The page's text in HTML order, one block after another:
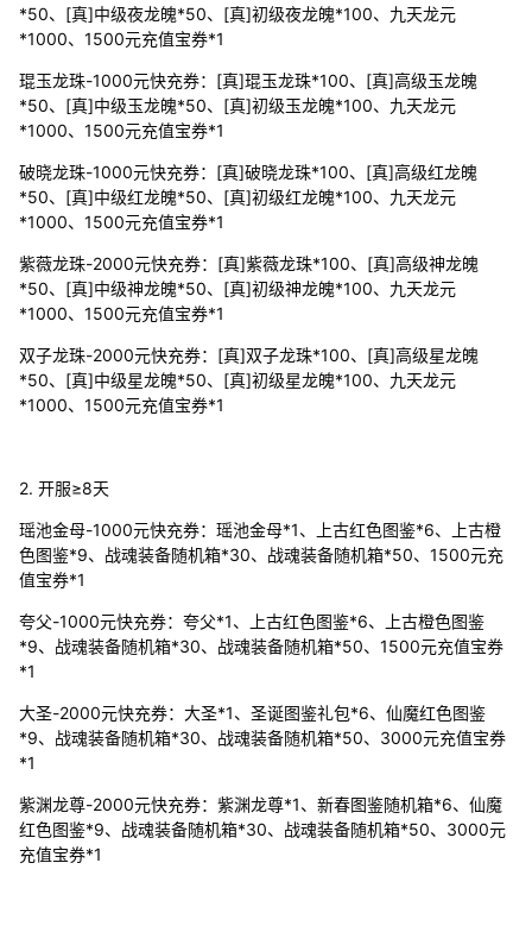
*50、[真]中级夜龙魄*50、[真]初级夜龙魄*100、九天龙元
*1000、1500元充值宝券*1
琨玉龙珠-1000元快充券：[真]琨玉龙珠*100、[真]高级玉龙魄
*50、[真]中级玉龙魄*50、[真]初级玉龙魄*100、九天龙元
*1000、1500元充值宝券*1
破晓龙珠-1000元快充券：[真]破晓龙珠*100、[真]高级红龙魄
*50、[真]中级红龙魄*50、[真]初级红龙魄*100、九天龙元
*1000、1500元充值宝券*1
紫薇龙珠-2000元快充券：[真]紫薇龙珠*100、[真]高级神龙魄
*50、[真]中级神龙魄*50、[真]初级神龙魄*100、九天龙元
*1000、1500元充值宝券*1
双子龙珠-2000元快充券：[真]双子龙珠*100、[真]高级星龙魄
*50、[真]中级星龙魄*50、[真]初级星龙魄*100、九天龙元
*1000、1500元充值宝券*1
2. 开服≥8天
瑶池金母-1000元快充券：瑶池金母*1、上古红色图鉴*6、上古橙
色图鉴*9、战魂装备随机箱*30、战魂装备随机箱*50、1500元充
值宝券*1
夸父-1000元快充券：夸父*1、上古红色图鉴*6、上古橙色图鉴
*9、战魂装备随机箱*30、战魂装备随机箱*50、1500元充值宝券
*1
大圣-2000元快充券：大圣*1、圣诞图鉴礼包*6、仙魔红色图鉴
*9、战魂装备随机箱*30、战魂装备随机箱*50、3000元充值宝券
*1
紫渊龙尊-2000元快充券：紫渊龙尊*1、新春图鉴随机箱*6、仙魔
红色图鉴*9、战魂装备随机箱*30、战魂装备随机箱*50、3000元
充值宝券*1